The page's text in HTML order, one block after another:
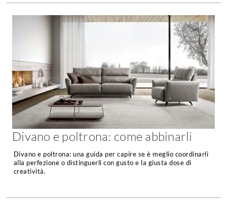
Utensili cucina
Mobili Soggiorno
Librerie
Vetrine
Pareti Attrezzate
Porta Tv
Contatti
Divani
Divani classici
pavimento
Stube
Climatizzatori
Climatizzatore
Deumidificatori
Chiller
Pompe di calore
Ecologia
Geotermia
Divano e poltrona: come abbinarli
Divano e poltrona: una guida per capire se è meglio coordinarli
alla perfezione o distinguerli con gusto e la giusta dose di
creatività.